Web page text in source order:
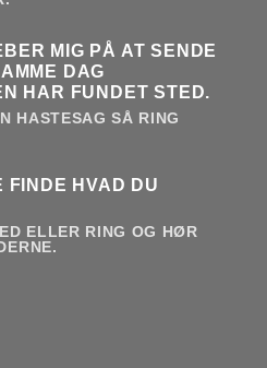
MIG PÅ AT SENDE
DAG
HAR FUNDET STED.
HASTESAG SÅ RING
FINDE HVAD DU
ELLER RING OG HØR